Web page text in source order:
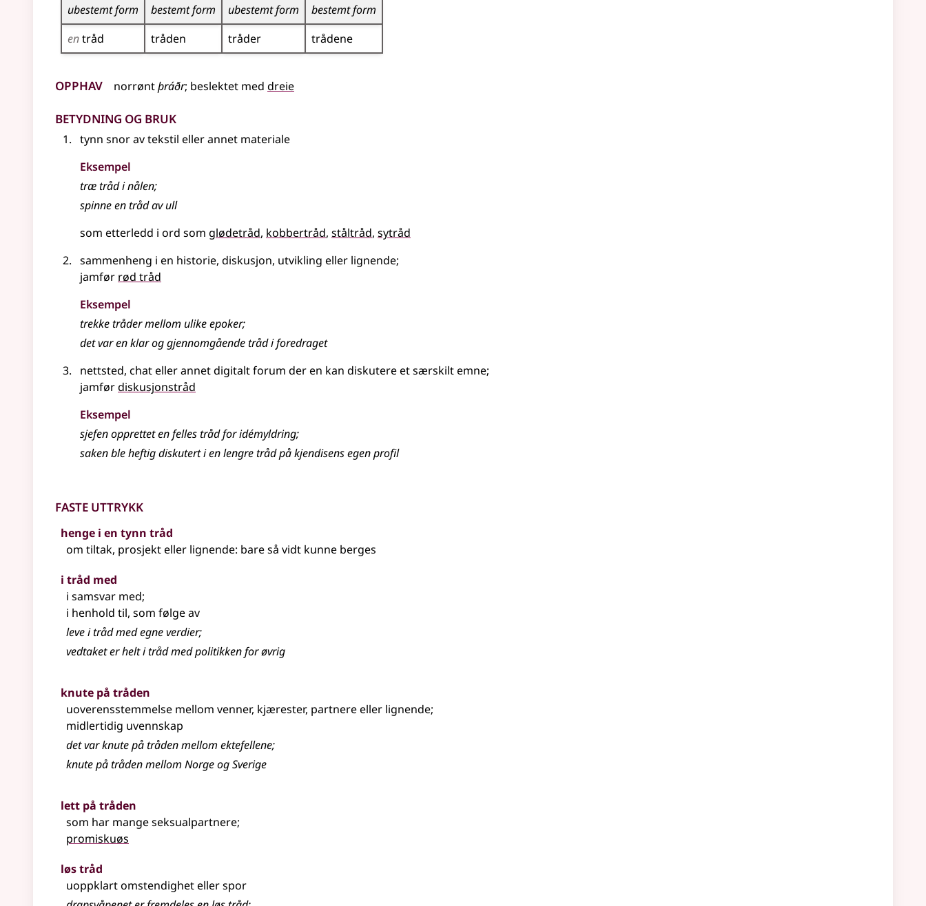
ubestemt form
bestemt form ubestemt form
bestemt form
entråd tråden tråder trådene
Opphav norrøntþráðr; beslektet med dreie
Betydning og bruk
tynn snor av tekstil eller annet materiale
Eksempel
trætrådi nålen;
spinne en tråd av ull
som etterledd i ord som glødetråd kobbertråd ståltråd sytråd
sammenheng i en historie, diskusjon, utvikling eller lignende;
jamfør rød tråd
Eksempel
trekke tråder mellom ulike epoker;
det var en klar og gjennomgående tråd i foredraget
nettsted, chat eller annet digitalt forum der en kan diskutere et særskilt emne;
jamførdiskusjonstråd
Eksempel
sjefen opprettet en felles tråd for idémyldring;
saken ble heftig diskutert i en lengre tråd på kjendisens egen profil
Faste uttrykk
henge i en tynn tråd
om tiltak, prosjekteller lignende: bare så vidt kunne berges
i tråd med
i samsvar med;
i henhold til, som følge av
leve i tråd med egne verdier;
vedtaket er helt i tråd med politikken for øvrig
knute på tråden
uoverensstemmelse mellom venner, kjærester, partnereeller lignende;
midlertidig uvennskap
det var knute på tråden mellom ektefellene;
knute på tråden mellom Norge og Sverige
lett på tråden
som har mange seksualpartnere;
promiskuøs
løs tråd
uoppklart omstendighet eller spor